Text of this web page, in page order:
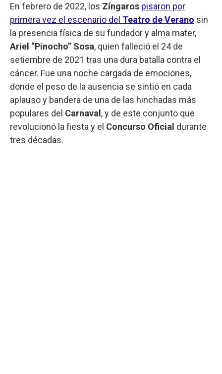
En febrero de 2022, los Zíngaros pisaron por
primera vez el escenario del Teatro de Verano sin
la presencia física de su fundador y alma mater,
Ariel “Pinocho” Sosa, quien falleció el 24 de
setiembre de 2021 tras una dura batalla contra el
cáncer. Fue una noche cargada de emociones,
donde el peso de la ausencia se sintió en cada
aplauso y bandera de una de las hinchadas más
populares del Carnaval , y de este conjunto que
revolucionó la fiesta y el Concurso Oficial durante
tres décadas.